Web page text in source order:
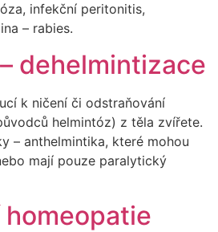
infekční peritonitis,
– rabies.
dehelmintizace
k ničení či odstraňování
helmintóz) z těla zvířete.
– anthelmintika, které mohou
mají pouze paralytický